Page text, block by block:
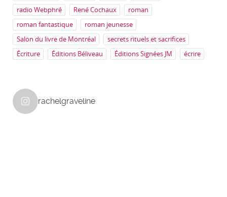
radio Webphré
René Cochaux
roman
roman fantastique
roman jeunesse
Salon du livre de Montréal
secrets rituels et sacrifices
Écriture
Éditions Béliveau Éditions Signées JM écrire
rachelgraveline